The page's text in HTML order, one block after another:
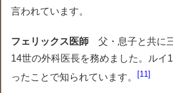
言われています。
フェリックス医師 父・息子と共に
14世の外科医長を務めました。ルイ
ったことで知られています。
11